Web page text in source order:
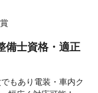
士資格・適正
もあり電装・車内ク